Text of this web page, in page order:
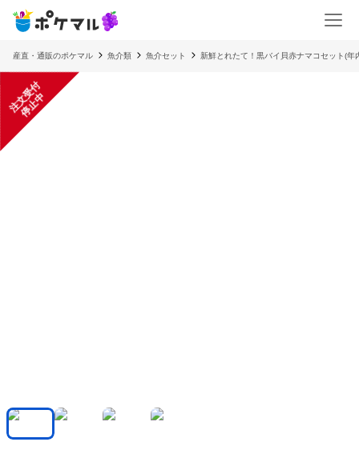
産直・通販のポケマル 魚介類 魚介セット 新鮮とれたて！黒バイ貝赤ナマコセット(年
注
文
受
付
停
止
中